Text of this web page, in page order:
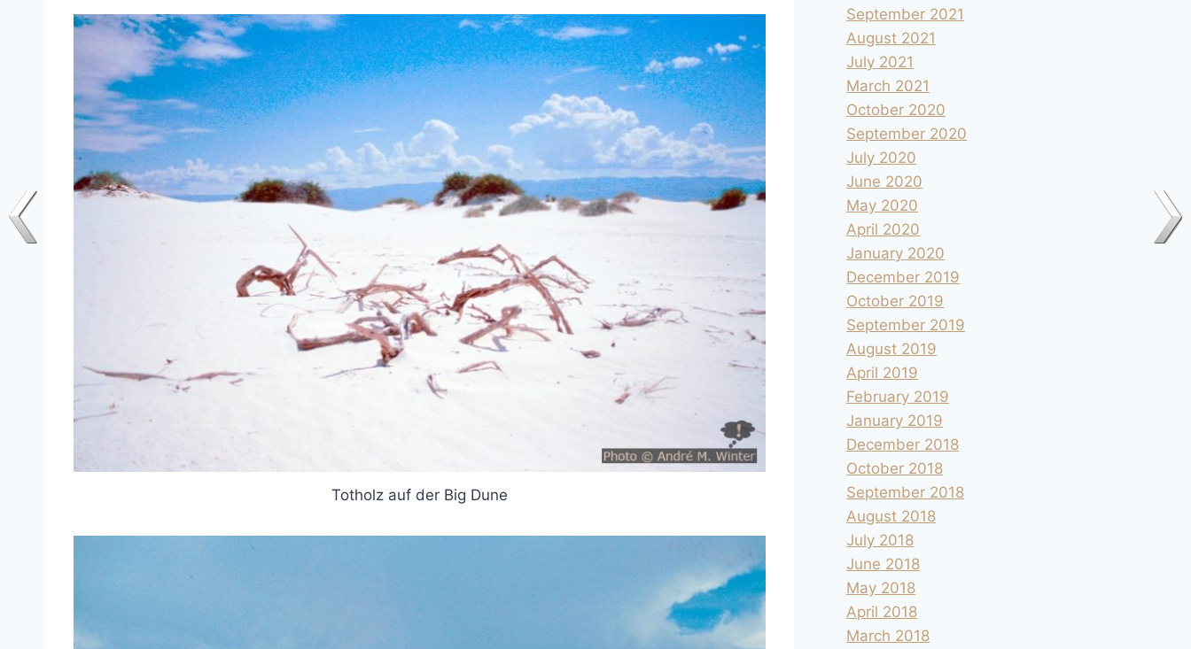
Totholz auf der Big Dune
September 2021
August 2021
July 2021
March 2021
October 2020
September 2020
July 2020
June 2020
May 2020
April 2020
January 2020
December 2019
October 2019
September 2019
August 2019
April 2019
February 2019
January 2019
December 2018
October 2018
September 2018
August 2018
July 2018
June 2018
May 2018
April 2018
March 2018